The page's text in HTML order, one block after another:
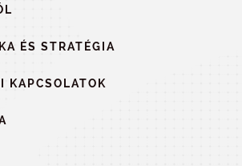
ÉS STRATÉGIA
KAPCSOLATOK